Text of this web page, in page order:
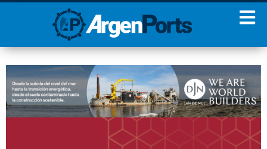
¡Sumate a nuestro
Newsletter!
Nombre Apellidos